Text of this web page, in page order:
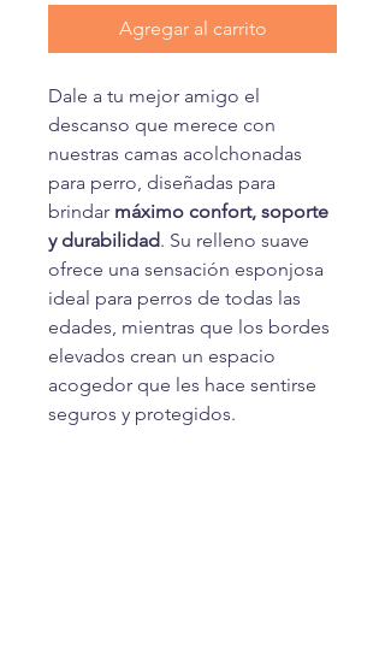
Agregar al carrito
Dale a tu mejor amigo el
descanso que merece con
nuestras camas acolchonadas
para perro, diseñadas para
brindar máximo confort, soporte
y durabilidad. Su relleno suave
ofrece una sensación esponjosa
ideal para perros de todas las
edades, mientras que los bordes
elevados crean un espacio
acogedor que les hace sentirse
seguros y protegidos.